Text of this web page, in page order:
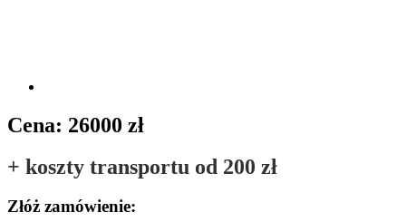
Cena: 26000 zł
+ koszty transportu od 200 zł
Złóż zamówienie: